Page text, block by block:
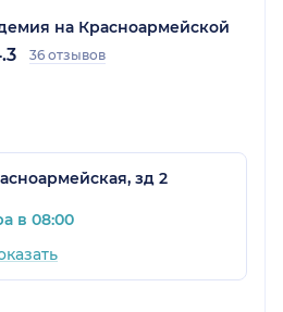
на Красноармейской
36 отзывов
зд 2
в 08:00